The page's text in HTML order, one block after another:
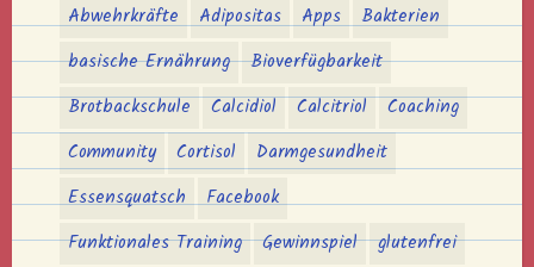
Abwehrkräfte Adipositas Apps
Bakterien
basische Ernährung
Bioverfügbarkeit
Brotbackschule
Calcidiol Calcitriol
Coaching
Community
Cortisol
Darmgesundheit
Essensquatsch
Facebook
Funktionales Training
Gewinnspiel
glutenfrei